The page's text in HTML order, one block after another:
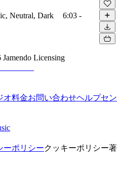
Neutral, Dark 6:03 -
Jamendo Licensing
オ料金お問い合わせヘルプセン
ーポリシークッキーポリシー著